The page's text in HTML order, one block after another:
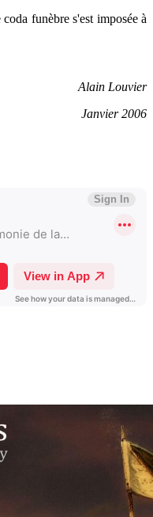
funèbre s'est imposée à
Alain Louvier
Janvier 2006